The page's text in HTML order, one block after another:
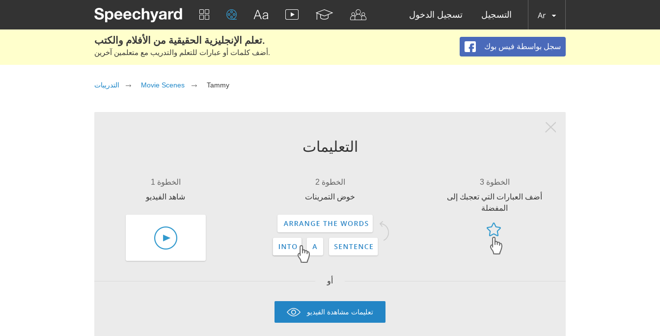
تسجيل الدخول التسجيل Ar
تعلم الإنجليزية الحقيقية من الأفلام والكتب.
أضف كلمات أو عبارات للتعلم والتدريب مع متعلمين آخرين.
سجل بواسطة فيس بوك
التدريبات Movie Scenes Tammy
التعليمات
الخطوة 1
شاهد الفيديو
الخطوة 2
خوض التمرينات
الخطوة 3
أضف العبارات التي تعجبك إلى
المفضلة
أو
تعليمات مشاهدة الفيديو